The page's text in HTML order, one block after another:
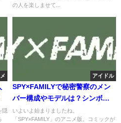
の人を楽しませて...
隠
アイドル
SPY×FAMILYで秘密警察のメン
バー構成やモデルは？シンボル
やラストは？
いよいよ始まりましたね。
「SPY×FAMILY」のアニメ版。コミックが